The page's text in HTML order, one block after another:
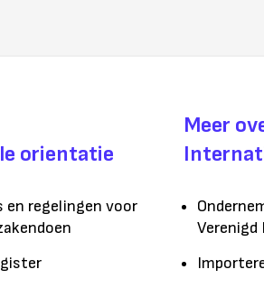
orientatie
en regelingen voor
Meer
Verenigd